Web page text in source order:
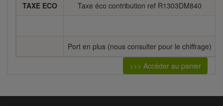
TAXE ECO Taxe éco contribution ref R1303DM840
Port en plus (nous consulter pour le chiffrage)
>>> Accéder au panier